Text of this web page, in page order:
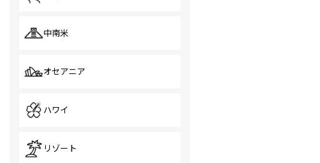
中南米
オセアニア
ハワイ
リゾート